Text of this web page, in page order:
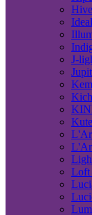
Hive
J-
Loft